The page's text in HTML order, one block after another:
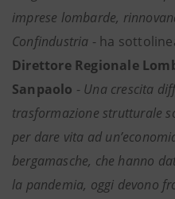
imprese lombarde,
Confindustria - ha
Direttore Regionale
Sanpaolo - Una crescita
trasformazione strutturale
per dare vita ad
bergamasche, che hanno
la pandemia, oggi devono